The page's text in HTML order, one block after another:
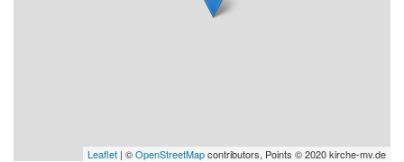
Leaflet | ©OpenStreetMapcontributors, Points © 2020 kirche-mv.de